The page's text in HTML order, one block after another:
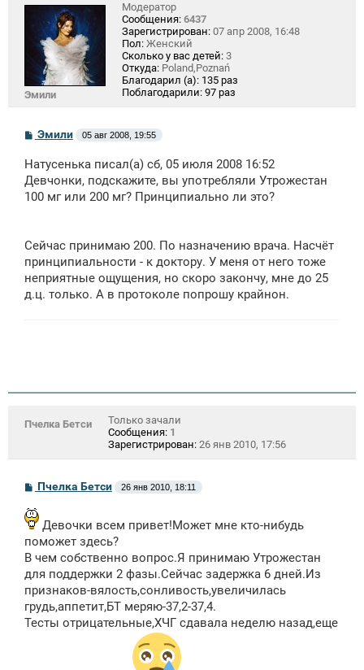
Эмили
Модератор
Сообщения: 6437
Зарегистрирован: 07 апр 2008, 16:48
Пол: Женский
Сколько у вас детей: 3
Откуда: Poland,Poznań
Благодарил (а): 135 раз
Поблагодарили: 97 раз
С
б
щ
е
н
Эмили 05 авг 2008, 19:55
Натусенька писал(а) сб, 05 июля 2008 16:52
Девчонки, подскажите, вы употребляли Утрожестан
100 мг или 200 мг? Принципиально ли это?
Сейчас принимаю 200. По назначению врача. Насчёт
принципиальности - к доктору. У меня от него тоже
неприятные ощущения, но скоро закончу, мне до 25
д.ц. только. А в протоколе попрошу крайнон.
Пчелка Бетси
Только зачали
Сообщения: 1
Зарегистрирован: 26 янв 2010, 17:56
С
о
б
щ
е
н
и
е
Пчелка Бетси 26 янв 2010, 18:11
Девочки всем привет!Может мне кто-нибудь
поможет здесь?
В чем собственно вопрос.Я принимаю Утрожестан
для поддержки 2 фазы.Сейчас задержка 6 дней.Из
признаков-вялость,сонливость,увеличилась
грудь,аппетит,БТ меряю-37,2-37,4.
Тесты отрицательные,ХЧГ сдавала неделю назад,еще